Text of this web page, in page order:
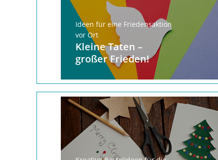
Ideen für eine Friedensaktion
vor Ort
Kleine Taten –
großer Frieden!